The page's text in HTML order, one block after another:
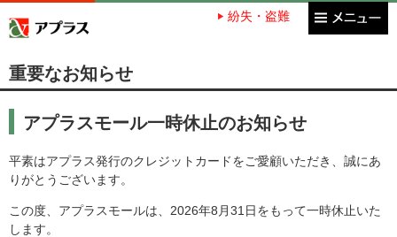
アプラス SBI新生銀行グループ紛失・盗難
重要なお知らせ
アプラスモール一時休止のお知らせ
平素はアプラス発行のクレジットカードをご愛顧いただき、誠にあ
りがとうございます。
この度、アプラスモールは、2026年8月31日をもって一時休止いた
します。